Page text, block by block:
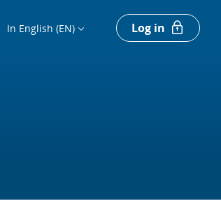
In English (EN) Log in